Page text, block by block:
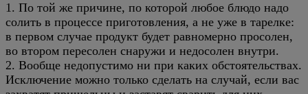
1. По той же причине, по которой любое блюдо надо
солить в процессе приготовления, а не уже в тарелке:
в первом случае продукт будет равномерно просолен,
во втором пересолен снаружи и недосолен внутри.
2. Вообще недопустимо ни при каких обстоятельствах.
Исключение можно только сделать на случай, если вас